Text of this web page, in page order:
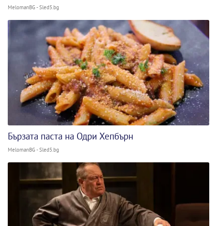
MelomanBG - Sled5.bg
Бързата паста на Одри Хепбърн
MelomanBG - Sled5.bg